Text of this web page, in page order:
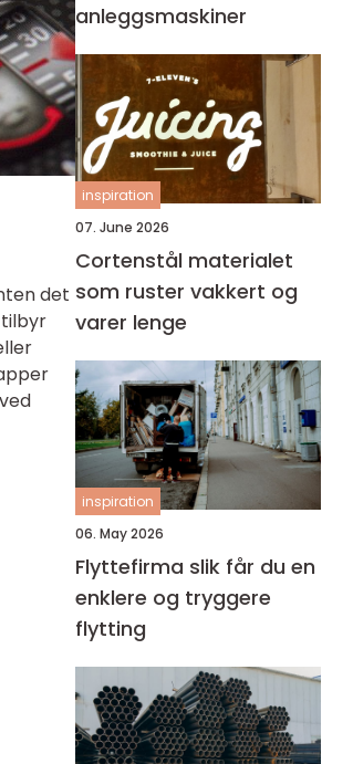
det
anleggsmaskiner
inspiration
07. June 2026
Cortenstål materialet
som ruster vakkert og
varer lenge
inspiration
06. May 2026
Flyttefirma slik får du en
enklere og tryggere
flytting